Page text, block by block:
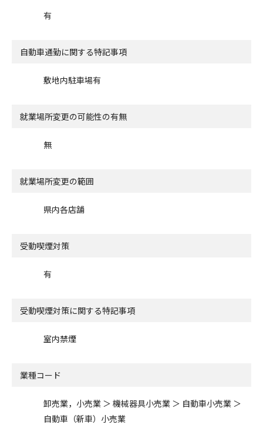
有
自動車通勤に関する特記事項
敷地内駐車場有
就業場所変更の可能性の有無
無
就業場所変更の範囲
県内各店舗
受動喫煙対策
有
受動喫煙対策に関する特記事項
室内禁煙
業種コード
卸売業，小売業 ＞ 機械器具小売業 ＞ 自動車小売業 ＞
自動車（新車）小売業